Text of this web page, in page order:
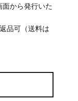
から発行いた
品可（送料は